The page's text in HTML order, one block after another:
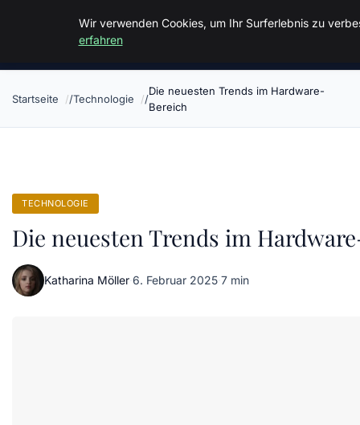
Malzminden
Startseite Technologie
Die neuesten Trends im Hardware-
Bereich
TECHNOLOGIE
Die neuesten Trends im
Katharina Möller·6. Februar 2025·7 min
Wir verwenden Cookies, um Ihr Surferlebnis zu
erfahren